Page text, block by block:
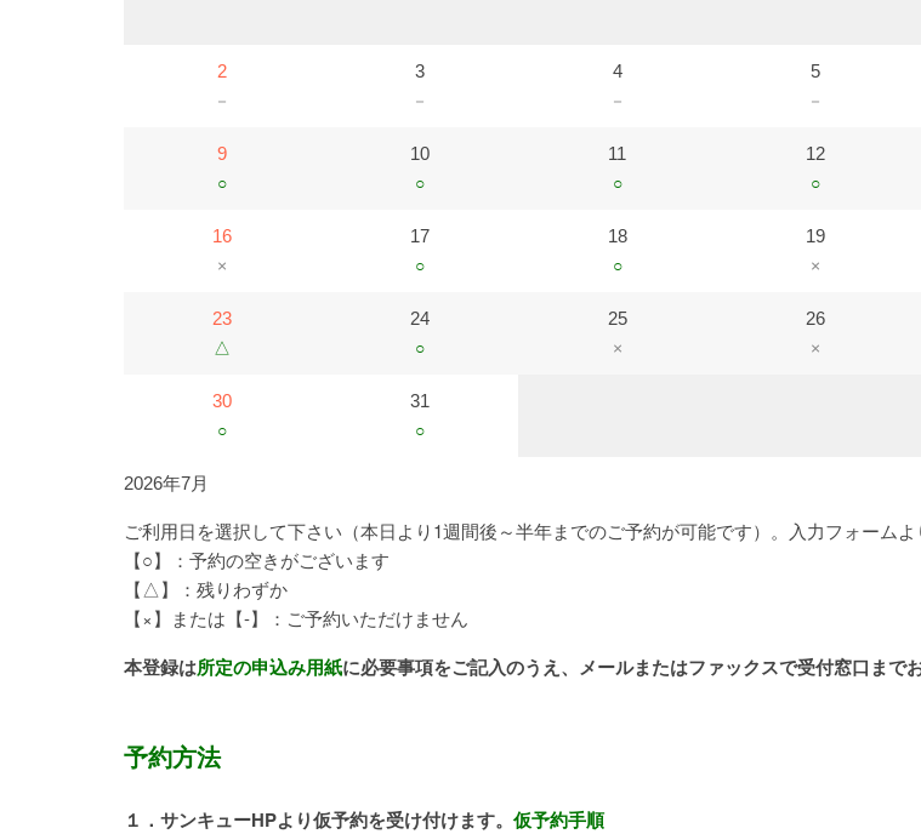
2
－
3
－
4
－
5
－
9
○
10
○
11
○
12
○
16
×
17
○
18
○
19
×
23
△
24
○
25
×
26
×
30
○
31
○
2026年7月
ご利用日を選択して下さい（本日より1週間後～半年までのご予約が可能です）。入力フォーム
【○】：予約の空きがございます
【△】：残りわずか
【×】または【-】：ご予約いただけません
本登録は所定の申込み用紙に必要事項をご記入のうえ、メールまたはファックスで受付窓口まで
予約方法
１．サンキューHPより仮予約を受け付けます。 仮予約手順